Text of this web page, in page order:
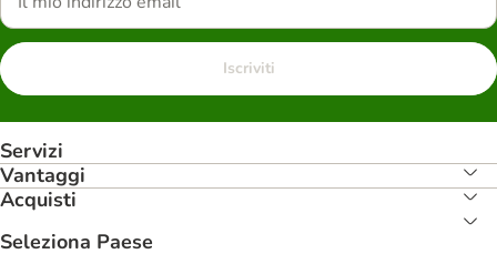
Iscriviti
Servizi
Vantaggi
Acquisti
Seleziona Paese